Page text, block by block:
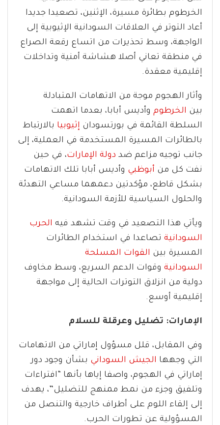
الخرطوم بطائرة مسيرة، الإثنين، تصعيدا جديدا
أعاد التوتر في العلاقات السودانية الإثيوبية إلى
الواجهة، وسط تحذيرات من اتساع رقعة الصراع
في منطقة تعاني أصلا هشاشة أمنية وتداخلات
إقليمية معقدة.
وأثار الهجوم موجة من الاتهامات المتبادلة
بين الخرطوم وأديس أبابا، بعدما اتهمت
السلطة القائمة في بورتسودان إثيوبيا بالارتباط
بالطائرات المسيرة المستخدمة في العملية، إلى
جانب توجيه مزاعم ضد دولة الإمارات، في حين
نفت كل من أبوظبي وأديس أبابا تلك الاتهامات
بشكل قاطع، مؤكدتين دعمهما مساعي التهدئة
والحلول السياسية للأزمة السودانية.
ويأتي هذا التصعيد في وقت تشهد فيه الحرب
السودانية تصاعدا في استخدام الطائرات
المسيرة بين القوات المسلحة
السودانية وقوات الدعم السريع، وسط مخاوف
دولية من انزلاق التوترات الحالية إلى مواجهة
إقليمية أوسع.
الإمارات: تضليل وعرقلة للسلام
وفي المقابل، قلل مسؤول إماراتي من الاتهامات
التي وجهها الجيش السوداني بشأن وجود دور
إماراتي في الهجوم، واصفا إياها بأنها “افتراءات
وتلفيق وجزء من نمط ممنهج للتضليل”، يهدف
إلى إلقاء اللوم على أطراف خارجية والتنصل من
المسؤولية عن تطورات الحرب.